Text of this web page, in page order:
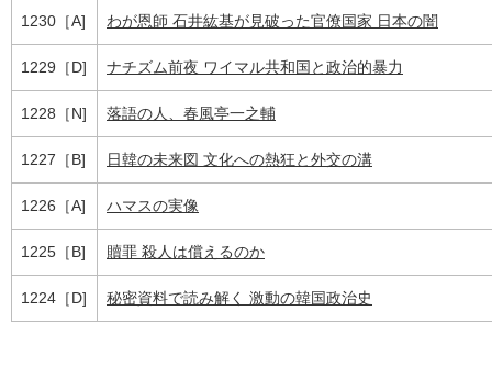
1230［A] わが恩師 石井紘基が見破った官僚国家 日本の闇
1229［D] ナチズム前夜 ワイマル共和国と政治的暴力
1228［N] 落語の人、春風亭一之輔
1227［B] 日韓の未来図 文化への熱狂と外交の溝
1226［A] ハマスの実像
1225［B] 贖罪 殺人は償えるのか
1224［D] 秘密資料で読み解く 激動の韓国政治史